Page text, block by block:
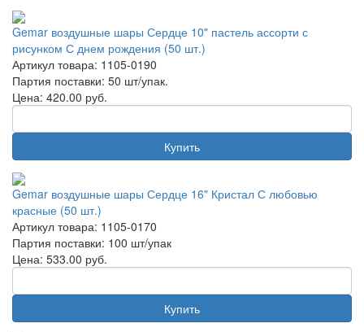
Gemar воздушные шары Сердце 10" пастель ассорти с
рисунком С днем рождения (50 шт.)
Артикул товара: 1105-0190
Партия поставки: 50 шт/упак.
Цена: 420.00 руб.
Купить
Gemar воздушные шары Сердце 16" Кристал С любовью
красные (50 шт.)
Артикул товара: 1105-0170
Партия поставки: 100 шт/упак
Цена: 533.00 руб.
Купить